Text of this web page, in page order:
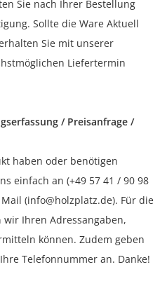
Sie nach Ihrer Bestellung
Sollte die Ware Aktuell
Sie mit unserer
Liefertermin
/ Preisanfrage /
haben oder benötigen
einfach an (+49 57 41 / 90 98
(info@holzplatz.de). Für die
Ihren Adressangaben,
können. Zudem geben
Telefonnummer an. Danke!